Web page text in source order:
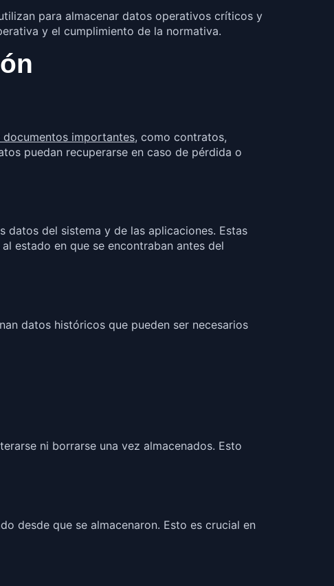
para almacenar datos operativos críticos y
y el cumplimiento de la normativa.
importantes, como contratos,
puedan recuperarse en caso de pérdida o
del sistema y de las aplicaciones. Estas
estado en que se encontraban antes del
datos históricos que pueden ser necesarios
ni borrarse una vez almacenados. Esto
desde que se almacenaron. Esto es crucial en